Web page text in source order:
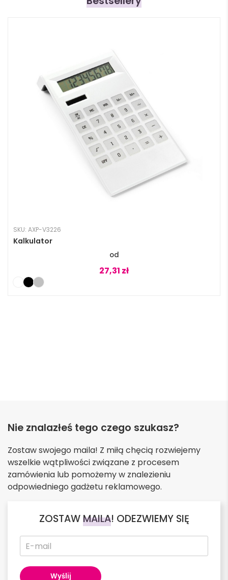
SKU: AXP-V3226
Kalkulator
27,31 zł
ZOSTAWMAILA! ODEZWIEMY SIĘ
Nie znalazłeś tego czego szukasz?
Zostaw swojego maila! Z miłą chęcią rozwiejemy
wszelkie wątpliwości związane z procesem
zamówienia lub pomożemy w znalezieniu
odpowiedniego gadżetu reklamowego.